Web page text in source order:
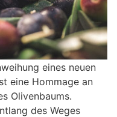
eines neuen
eine Hommage an
Olivenbaums.
des Weges